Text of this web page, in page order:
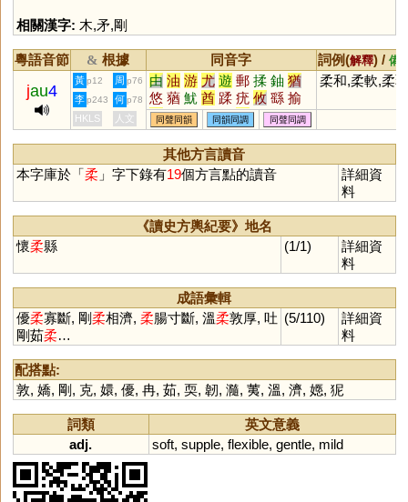
相關漢字: 木,矛,剛
粵語音節 & 根據 同音字 詞例(解釋) / 備
jau4
黃 p12 周 p76 由 油 游 尤 遊 郵 揉 鈾 猶
悠 蕕 魷 酋 蹂 疣 攸 繇 揄
猷 鞣 蝤 柚 泅 斿 蚰 蝣 輶
䌛 怞 浟 庮 訧 逌 楢 楺 葇
鍒 鑐 擩 厹 尢 偤 媃 騥 揂
莤 秞 蝚 鶔 鰇 囮 沋 冘 輮
鯈
柔和,柔軟,柔弱
李 p243 何 p78
HKLS 人文 同聲同韻 同韻同調 同聲同調
其他方言讀音
本字庫於「柔 」字下錄有19個方言點的讀音
詳細資
料
《讀史方輿紀要》地名
懷柔縣 (1/1)
詳細資
料
成語彙輯
優柔寡斷, 剛柔相濟, 柔腸寸斷, 溫柔敦厚, 吐
剛茹柔…
(5/110)
詳細資
料
配搭點:
敦, 嬌, 剛 , 克, 嬛, 優, 冉, 茹, 耎, 韌, 瀡, 荑, 溫, 濟, 嫕, 狔
詞類
英文意義
adj.
soft, supple, flexible, gentle, mild